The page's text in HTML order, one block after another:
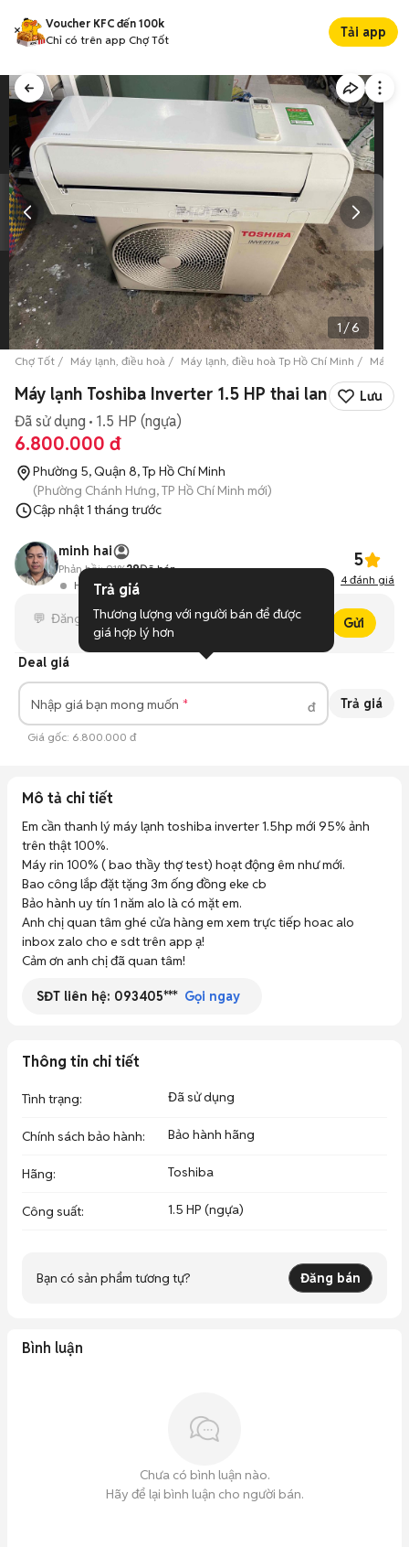
Voucher KFC đến 100k
Chỉ có trên app Chợ Tốt
Tải app
1/6
Chợ Tốt Máy lạnh, điều hoà Máy lạnh, điều hoà Tp Hồ Chí Minh Máy
Máy lạnh Toshiba Inverter 1.5 HP thai lan Lưu
Đã sử dụng 1.5 HP (ngựa)
6.800.000 đ
Phường 5, Quận 8, Tp Hồ Chí Minh
(Phường Chánh Hưng, TP Hồ Chí Minh mới)
Cập nhật1 tháng trước
minh hai
Hoạt động 12 ngày trước
Phản hồi: 91%29Đã bán 5
4 đánh giá
Gửi
Deal giá
Nhập giá bạn mong muốn đ Trả giá
Giá gốc: 6.800.000 đ
Mô tả chi tiết
Em cần thanh lý máy lạnh toshiba inverter 1.5hp mới 95% ảnh
trên thật 100%.
Máy rin 100% ( bao thầy thợ test) hoạt động êm như mới.
Bao công lắp đặt tặng 3m ống đồng eke cb
Bảo hành uy tín 1 năm alo là có mặt em.
Anh chị quan tâm ghé cửa hàng em xem trực tiếp hoac alo
inbox zalo cho e sdt trên app ạ!
Cảm ơn anh chị đã quan tâm!
SĐT liên hệ: 093405*** Gọi ngay
Thông tin chi tiết
Tình trạng: Đã sử dụng
Chính sách bảo hành: Bảo hành hãng
Hãng: Toshiba
Công suất: 1.5 HP (ngựa)
Bạn có sản phẩm tương tự? Đăng bán
Bình luận
Chưa có bình luận nào.
Hãy để lại bình luận cho người bán.
Trả giá
Thương lượng với người bán để được
giá hợp lý hơn